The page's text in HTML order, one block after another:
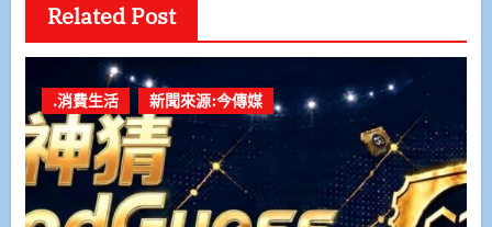
Related Post
.消費生活 新聞來源:今傳媒